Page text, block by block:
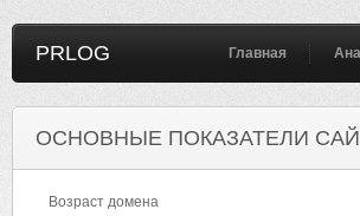
PRLOG Главная
ОСНОВНЫЕ ПОКАЗАТЕЛИ
Возраст домена